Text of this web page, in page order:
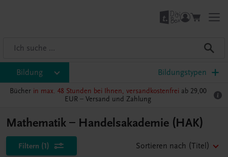
Bildung Bildungstypen
Bücher in max. 48 Stunden bei Ihnen, versandkostenfrei ab 29,00
EUR – Versand und Zahlung
Mathematik – Handelsakademie (HAK)
Filtern (1) Sortieren nach (Titel)